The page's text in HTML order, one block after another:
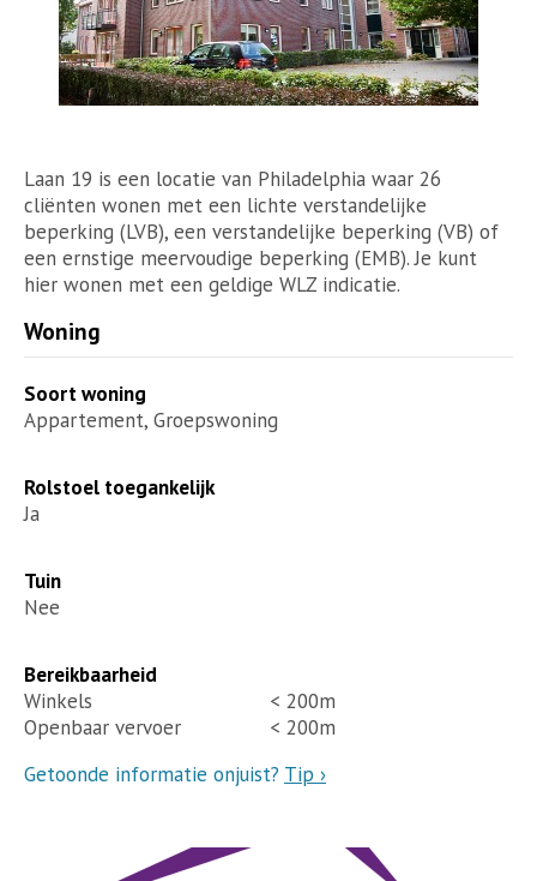
Laan 19 is een locatie van Philadelphia waar 26
cliënten wonen met een lichte verstandelijke
beperking (LVB), een verstandelijke beperking (VB) of
een ernstige meervoudige beperking (EMB). Je kunt
hier wonen met een geldige WLZ indicatie.
Woning
Soort woning
Appartement, Groepswoning
Rolstoel toegankelijk
Ja
Tuin
Nee
Bereikbaarheid
Winkels
< 200m
Openbaar vervoer
< 200m
Getoonde informatie onjuist? Tip ›